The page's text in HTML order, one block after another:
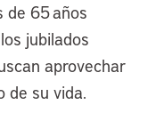
de 65 años
jubilados
aprovechar
de su vida.